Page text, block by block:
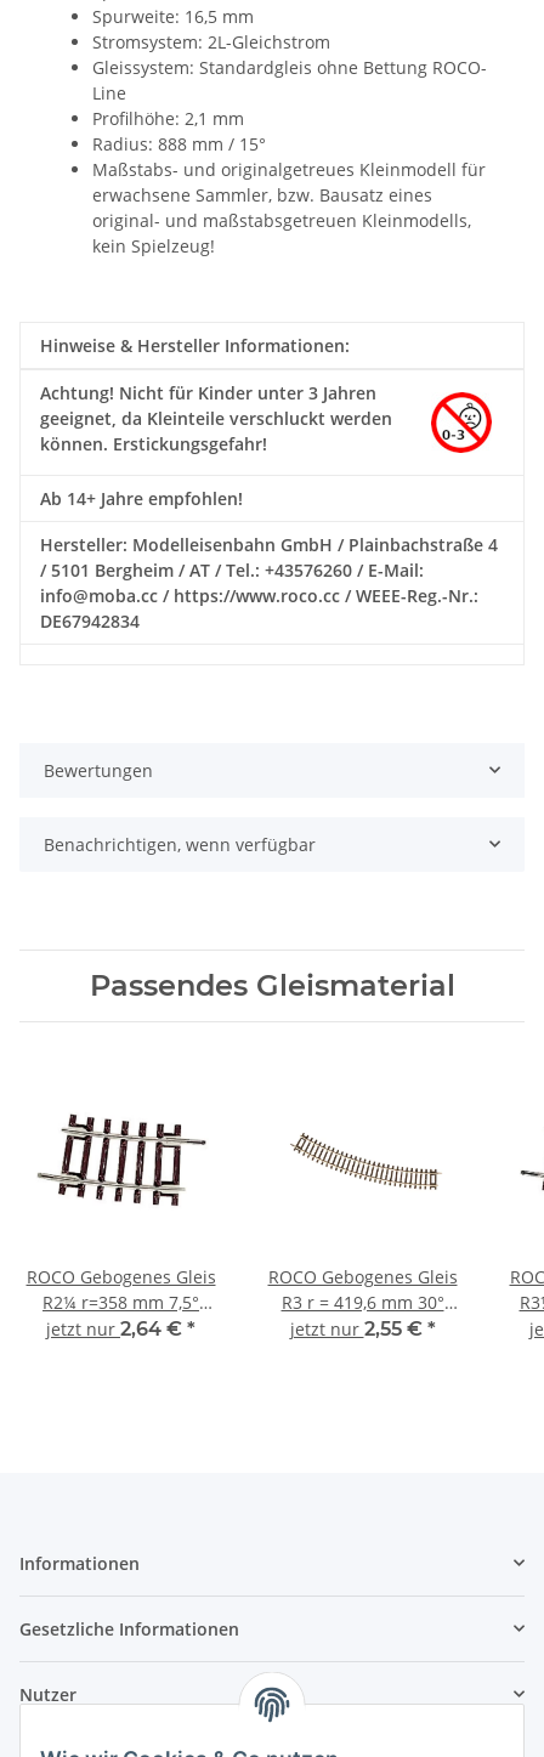
Spurweite: 16,5 mm
Stromsystem: 2L-Gleichstrom
Gleissystem: Standardgleis ohne Bettung ROCO-
Line
Profilhöhe: 2,1 mm
Radius: 888 mm / 15°
Maßstabs- und originalgetreues Kleinmodell für
erwachsene Sammler, bzw. Bausatz eines
original- und maßstabsgetreuen Kleinmodells,
kein Spielzeug!
Hinweise & Hersteller Informationen:
Achtung! Nicht für Kinder unter 3 Jahren
geeignet, da Kleinteile verschluckt werden
können. Erstickungsgefahr!
Ab 14+ Jahre empfohlen!
Hersteller: Modelleisenbahn GmbH / Plainbachstraße 4
/ 5101 Bergheim / AT / Tel.: +43576260 / E-Mail:
info@moba.cc / https://www.roco.cc / WEEE-Reg.-Nr.:
DE67942834
Bewertungen
Benachrichtigen, wenn verfügbar
Passendes Gleismaterial
ROCO Gebogenes Gleis
R2¼ r=358 mm 7,5°
Standardgleis RocoLine
jetzt nur 2,64 € *
ROCO Gebogenes Gleis
R3 r = 419,6 mm 30°
Standardgleis RocoLine
jetzt nur 2,55 € *
Informationen
Gesetzliche Informationen
Nutzer